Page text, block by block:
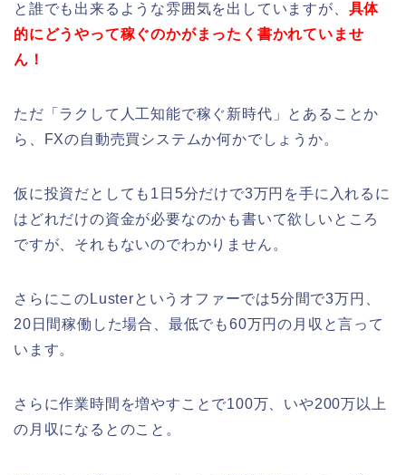
と誰でも出来るような雰囲気を出していますが、 具体
的にどうやって稼ぐのかがまったく書かれていませ
ん！
ただ「ラクして人工知能で稼ぐ新時代」とあることか
ら、FXの自動売買システムか何かでしょうか。
仮に投資だとしても1日5分だけで3万円を手に入れるに
はどれだけの資金が必要なのかも書いて欲しいところ
ですが、それもないのでわかりません。
さらにこのLusterというオファーでは5分間で3万円、
20日間稼働した場合、最低でも60万円の月収と言って
います。
さらに作業時間を増やすことで100万、いや200万以上
の月収になるとのこと。